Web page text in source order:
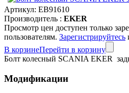
Артикул: EB91610
Производитель : EKER
Просмотр цен доступен только
пользователям. Зарегистрируйтесь
В корзинеПерейти в корзину
Болт колесный SCANIA EKER
Модификации